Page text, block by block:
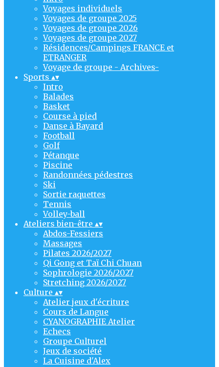
Voyages individuels
Voyages de groupe 2025
Voyages de groupe 2026
Voyages de groupe 2027
Résidences/Campings FRANCE et
ETRANGER
Voyage de groupe - Archives-
Sports ▴▾
Intro
Balades
Basket
Course à pied
Danse à Bayard
Football
Golf
Pétanque
Piscine
Randonnées pédestres
Ski
Sortie raquettes
Tennis
Volley-ball
Ateliers bien-être ▴▾
Abdos-Fessiers
Massages
Pilates 2026/2027
Qi Gong et Taï Chi Chuan
Sophrologie 2026/2027
Stretching 2026/2027
Culture ▴▾
Atelier jeux d'écriture
Cours de Langue
CYANOGRAPHIE Atelier
Echecs
Groupe Culturel
Jeux de société
La Cuisine d'Alex